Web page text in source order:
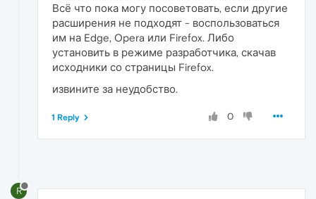
Всё что пока могу посоветовать, если другие
расширения не подходят - воспользоваться
им на Edge, Opera или Firefox. Либо
установить в режиме разработчика, скачав
исходники со страницы Firefox.
извините за неудобство.
0
1 Reply
R